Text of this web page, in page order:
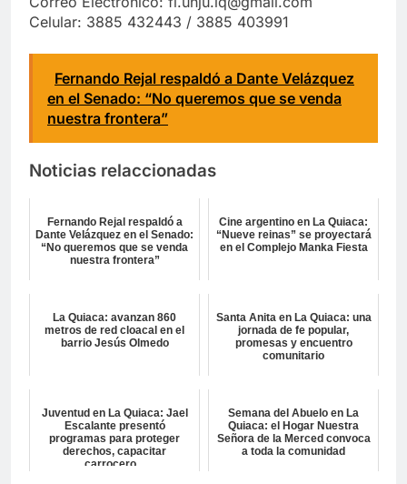
Celular: 3885 432443 / 3885 403991
Fernando Rejal respaldó a Dante Velázquez
en el Senado: “No queremos que se venda
nuestra frontera”
Noticias relaccionadas
Fernando Rejal respaldó a
Dante Velázquez en el Senado:
“No queremos que se venda
nuestra frontera”
Cine argentino en La Quiaca:
“Nueve reinas” se proyectará
en el Complejo Manka Fiesta
La Quiaca: avanzan 860
metros de red cloacal en el
barrio Jesús Olmedo
Santa Anita en La Quiaca: una
jornada de fe popular,
promesas y encuentro
comunitario
Juventud en La Quiaca: Jael
Escalante presentó
programas para proteger
derechos, capacitar
carrocero...
Semana del Abuelo en La
Quiaca: el Hogar Nuestra
Señora de la Merced convoca
a toda la comunidad